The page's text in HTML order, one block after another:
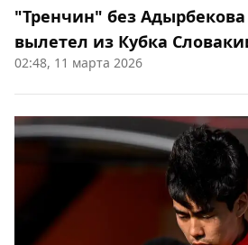
"Тренчин" без Адырбекова
вылетел из Кубка
02:48, 11 марта 2026